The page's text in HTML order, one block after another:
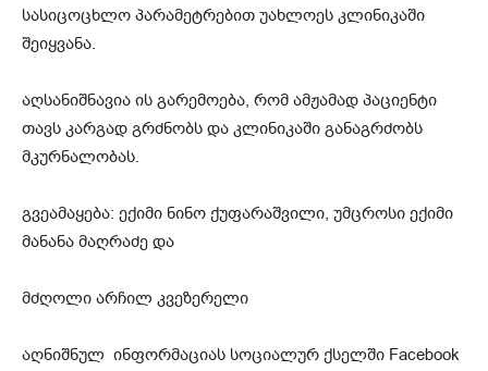
სასიცოცხლო პარამეტრებით უახლოეს კლინიკაში
შეიყვანა.
აღსანიშნავია ის გარემოება, რომ ამჟამად პაციენტი
თავს კარგად გრძნობს და კლინიკაში განაგრძობს
მკურნალობას.
გვეამაყება: ექიმი ნინო ქუფარაშვილი, უმცროსი ექიმი
მანანა მაღრაძე და
მძღოლი არჩილ კვეზერელი
აღნიშნულ ინფორმაციას სოციალურ ქსელში Facebook